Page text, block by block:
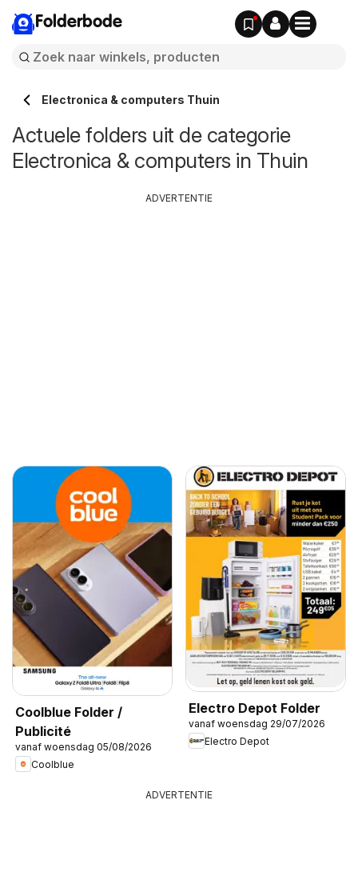
Folderbode
Electronica & computers Thuin
Actuele folders uit de categorie
Electronica & computers in Thuin
Coolblue Folder /
Publicité
vanaf woensdag 05/08/2026
Coolblue
Electro Depot Folder
vanaf woensdag 29/07/2026
Electro Depot
ADVERTENTIE
ADVERTENTIE